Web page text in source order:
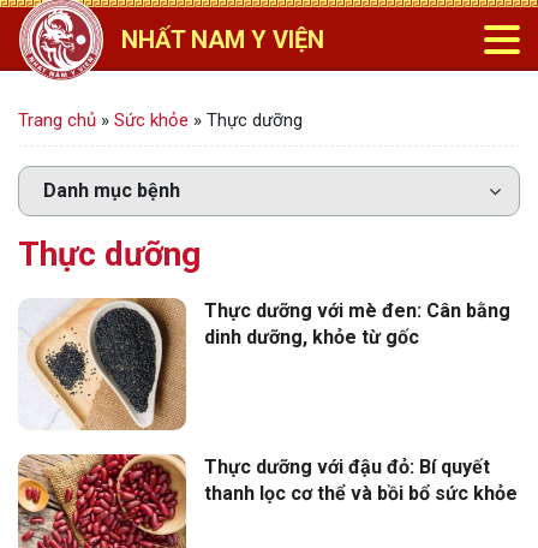
NHẤT NAM Y VIỆN
Trang chủ » Sức khỏe » Thực dưỡng
Thực dưỡng
Thực dưỡng với mè đen: Cân bằng
dinh dưỡng, khỏe từ gốc
Thực dưỡng với đậu đỏ: Bí quyết
thanh lọc cơ thể và bồi bổ sức khỏe